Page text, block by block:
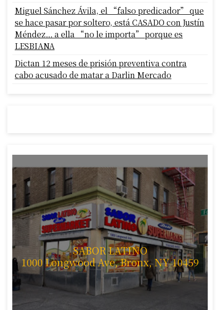
Miguel Sánchez Ávila, el “falso predicador” que
se hace pasar por soltero, está CASADO con Justín
Méndez… a ella “no le importa” porque es
LESBIANA
Dictan 12 meses de prisión preventiva contra
cabo acusado de matar a Darlin Mercado
SABOR LATINO
1000 Longwood Ave, Bronx, NY 10459